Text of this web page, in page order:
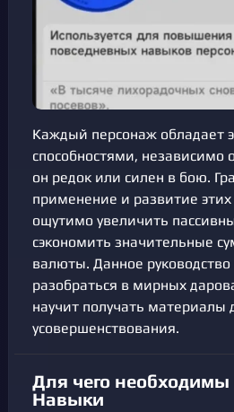
Каждый персонаж обладает
способностями, независимо
он редок или силен в бою.
применение и развитие
ощутимо увеличить
сэкономить значительные
валюты. Данное
разобраться в мирных
научит получать материалы
усовершенствования.
Для чего
Навыки